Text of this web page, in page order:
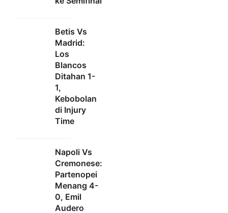
Betis Vs
Madrid:
Los
Blancos
Ditahan 1-
1,
Kebobolan
di Injury
Time
Napoli Vs
Cremonese:
Partenopei
Menang 4-
0, Emil
Audero